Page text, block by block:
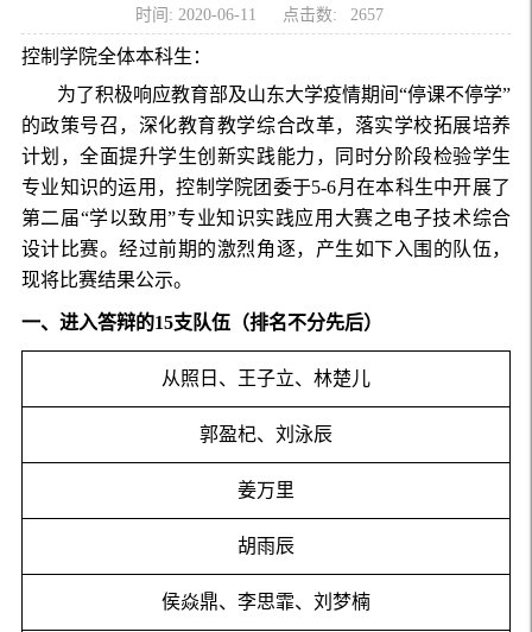
时间: 2020-06-11 点击数: 2657
控制学院全体本科生：
为了积极响应教育部及山东大学疫情期间“停课不停学”
的政策号召，深化教育教学综合改革，落实学校拓展培养
计划，全面提升学生创新实践能力，同时分阶段检验学生
专业知识的运用，控制学院团委于5-6月在本科生中开展了
第二届“学以致用”专业知识实践应用大赛之电子技术综合
设计比赛。经过前期的激烈角逐，产生如下入围的队伍，
现将比赛结果公示。
一、进入答辩的15支队伍（排名不分先后）
从照日、王子立、林楚儿
郭盈杞、刘泳辰
姜万里
胡雨辰
侯焱鼎、李思霏、刘梦楠